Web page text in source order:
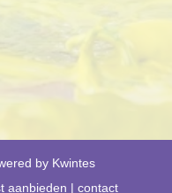
by Kwintes
aanbieden | contact